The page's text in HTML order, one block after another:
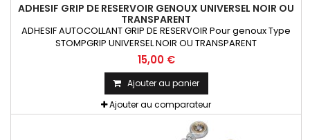
ADHESIF GRIP DE RESERVOIR GENOUX UNIVERSEL NOIR OU
TRANSPARENT
ADHESIF AUTOCOLLANT GRIP DE RESERVOIR Pour genoux Type
STOMPGRIP UNIVERSEL NOIR OU TRANSPARENT
15,00 €
Ajouter au panier
Ajouter au comparateur